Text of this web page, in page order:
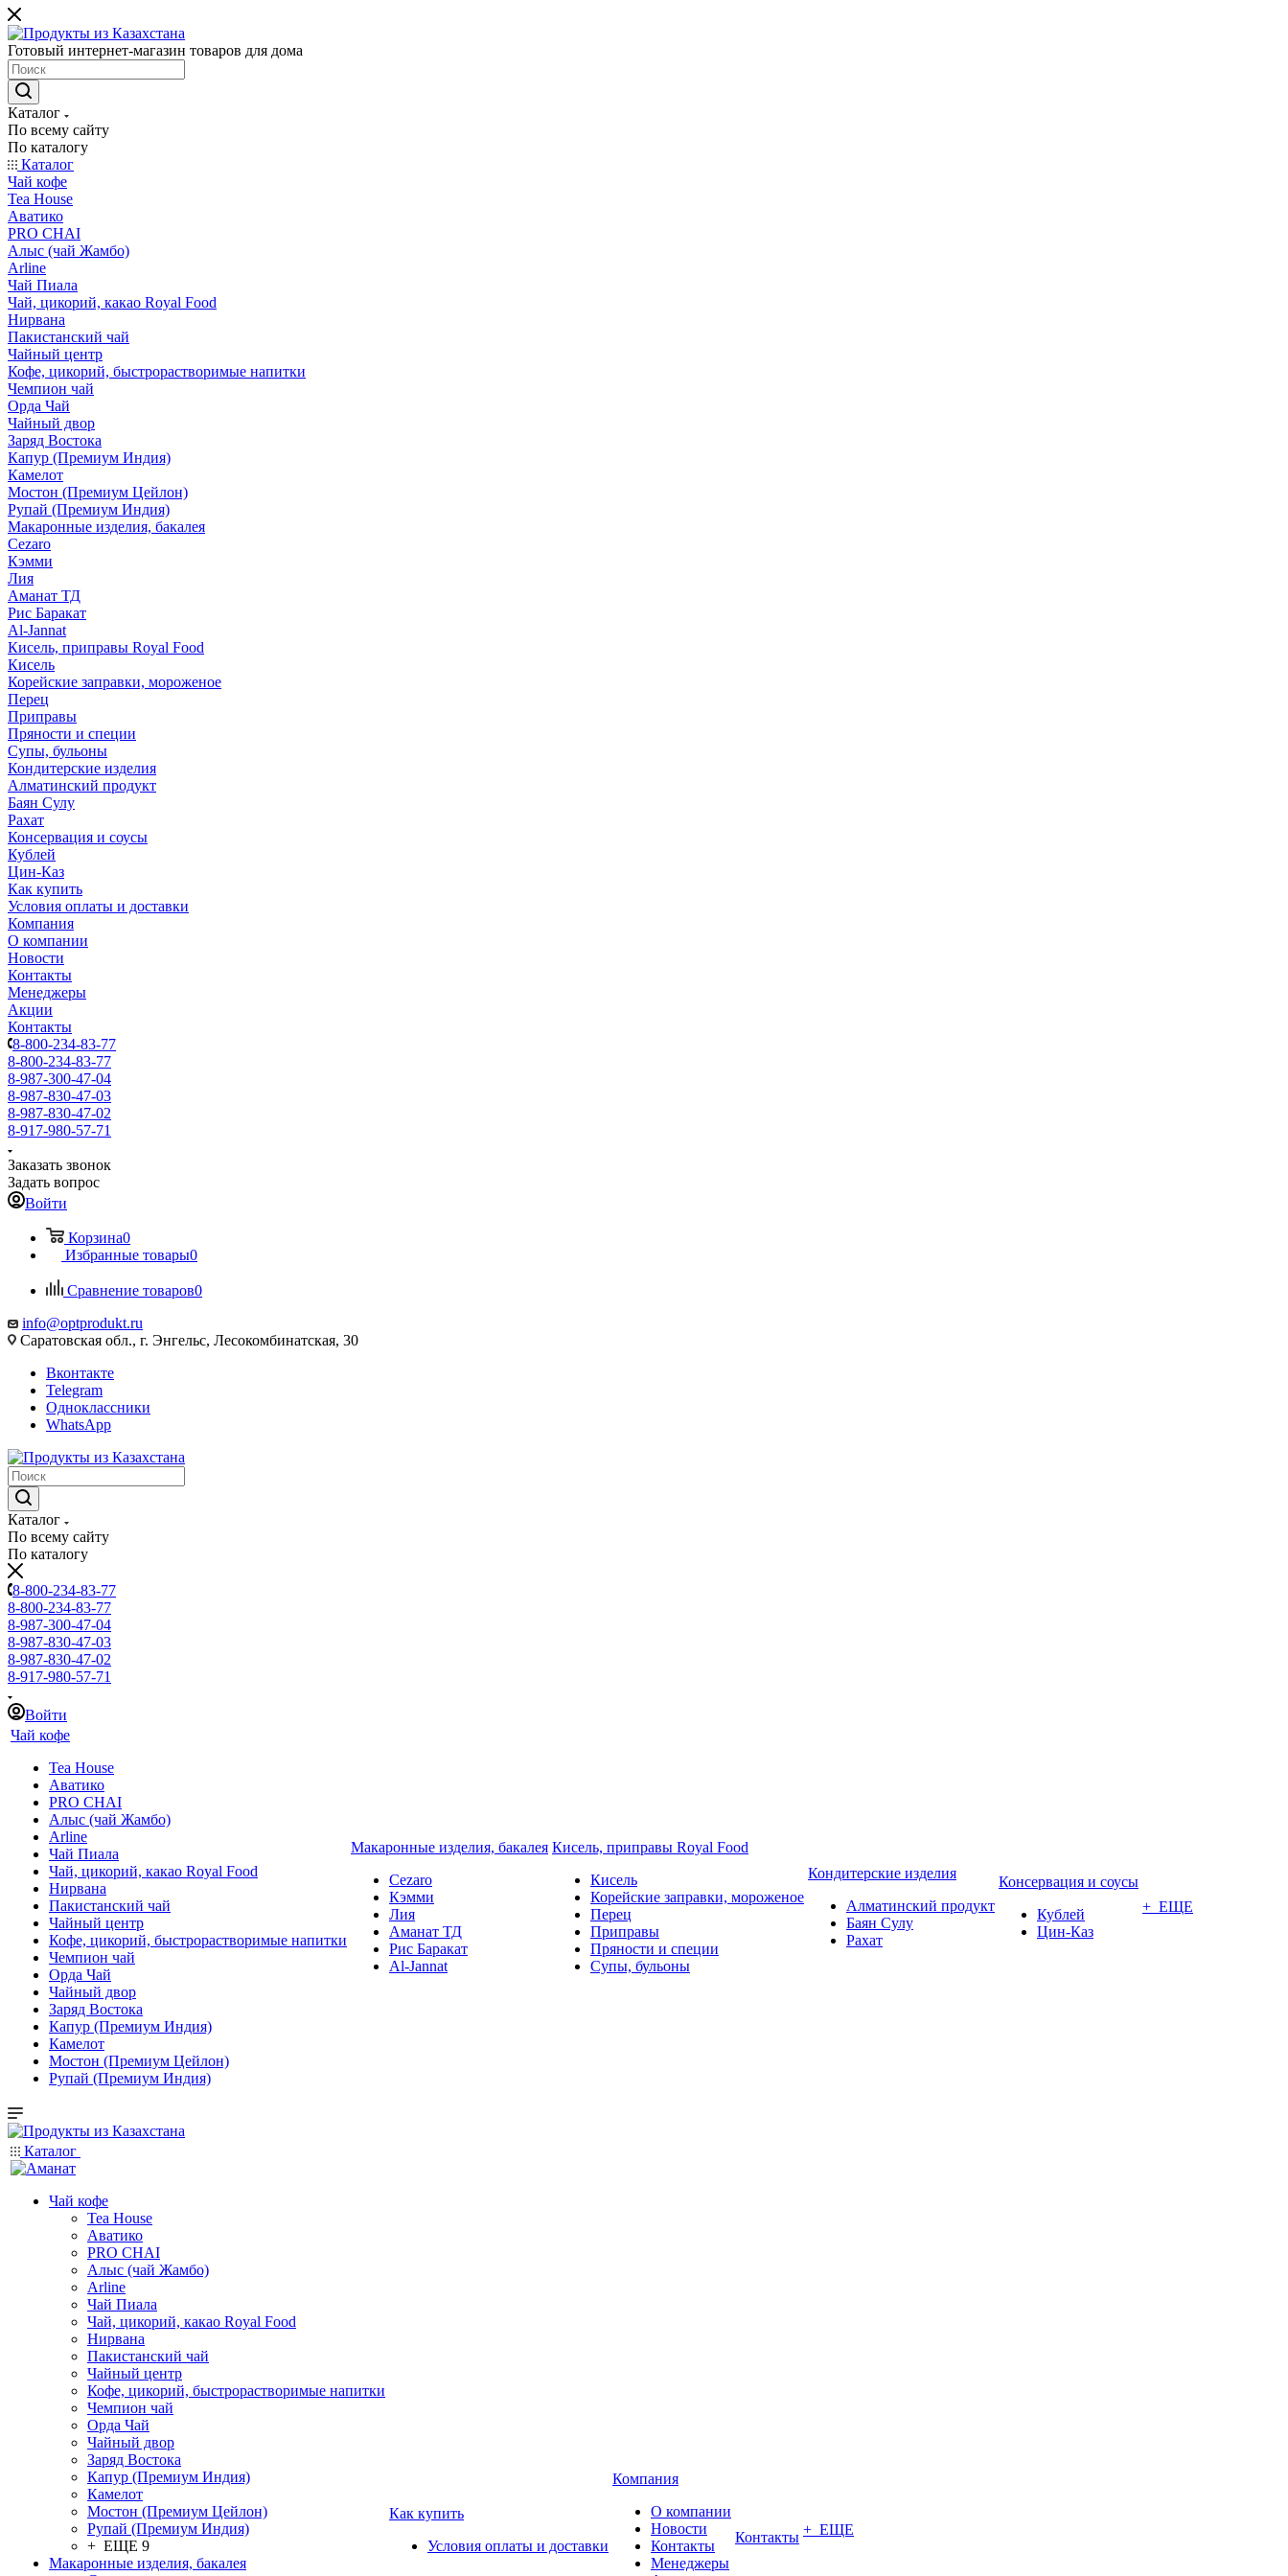
Готовый интернет-магазин товаров для дома
Каталог
По всему сайту
По каталогу
Каталог
Чай кофе
Tea House
Аватико
PRO CHAI
Алыс (чай Жамбо)
Arline
Чай Пиала
Чай, цикорий, какао Royal Food
Нирвана
Пакистанский чай
Чайный центр
Кофе, цикорий, быстрорастворимые напитки
Чемпион чай
Орда Чай
Чайный двор
Заряд Востока
Капур (Премиум Индия)
Камелот
Мостон (Премиум Цейлон)
Рупай (Премиум Индия)
Макаронные изделия, бакалея
Cezaro
Кэмми
Лия
Аманат ТД
Рис Баракат
Al-Jannat
Кисель, приправы Royal Food
Кисель
Корейские заправки, мороженое
Перец
Приправы
Пряности и специи
Супы, бульоны
Кондитерские изделия
Алматинский продукт
Баян Сулу
Рахат
Консервация и соусы
Кублей
Цин-Каз
Как купить
Условия оплаты и доставки
Компания
О компании
Новости
Контакты
Менеджеры
Акции
Контакты
8-800-234-83-77
8-800-234-83-77
8-987-300-47-04
8-987-830-47-03
8-987-830-47-02
8-917-980-57-71
Заказать звонок
Задать вопрос
Войти
Корзина0
Избранные товары0
Сравнение товаров0
info@optprodukt.ru
Саратовская обл., г. Энгельс, Лесокомбинатская, 30
Вконтакте
Telegram
Одноклассники
WhatsApp
Каталог
По всему сайту
По каталогу
8-800-234-83-77
8-800-234-83-77
8-987-300-47-04
8-987-830-47-03
8-987-830-47-02
8-917-980-57-71
Войти
Чай кофе
Tea House
Аватико
PRO CHAI
Алыс (чай Жамбо)
Arline
Чай Пиала
Чай, цикорий, какао Royal Food
Нирвана
Пакистанский чай
Чайный центр
Кофе, цикорий, быстрорастворимые напитки
Чемпион чай
Орда Чай
Чайный двор
Заряд Востока
Капур (Премиум Индия)
Камелот
Мостон (Премиум Цейлон)
Рупай (Премиум Индия)
Макаронные изделия, бакалея
Cezaro
Кэмми
Лия
Аманат ТД
Рис Баракат
Al-Jannat
Кисель, приправы Royal Food
Кисель
Корейские заправки, мороженое
Перец
Приправы
Пряности и специи
Супы, бульоны
Кондитерские изделия
Алматинский продукт
Баян Сулу
Рахат
Консервация и соусы
Кублей
Цин-Каз
+ ЕЩЕ
Каталог
Чай кофе
Tea House
Аватико
PRO CHAI
Алыс (чай Жамбо)
Arline
Чай Пиала
Чай, цикорий, какао Royal Food
Нирвана
Пакистанский чай
Чайный центр
Кофе, цикорий, быстрорастворимые напитки
Чемпион чай
Орда Чай
Чайный двор
Заряд Востока
Капур (Премиум Индия)
Камелот
Мостон (Премиум Цейлон)
Рупай (Премиум Индия)
+ ЕЩЕ 9
Макаронные изделия, бакалея
Как купить
Условия оплаты и доставки
Компания
О компании
Новости
Контакты
Менеджеры
Контакты + ЕЩЕ